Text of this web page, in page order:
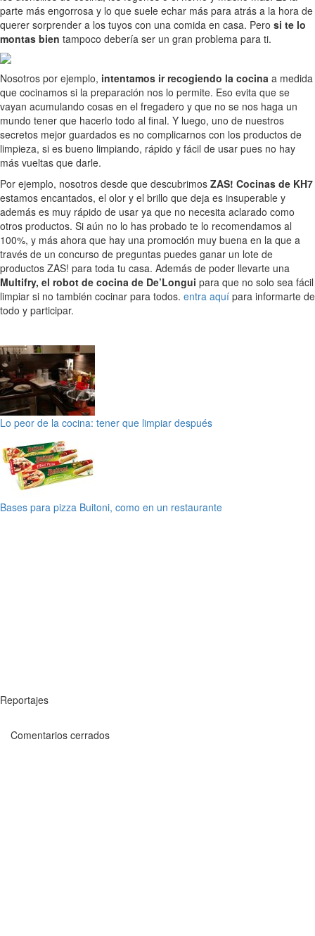
parte más engorrosa y lo que suele echar más para atrás a la hora de
querer sorprender a los tuyos con una comida en casa. Pero si te lo
montas bien tampoco debería ser un gran problema para ti.
Nosotros por ejemplo, intentamos ir recogiendo la cocina a medida
que cocinamos si la preparación nos lo permite. Eso evita que se
vayan acumulando cosas en el fregadero y que no se nos haga un
mundo tener que hacerlo todo al final. Y luego, uno de nuestros
secretos mejor guardados es no complicarnos con los productos de
limpieza, si es bueno limpiando, rápido y fácil de usar pues no hay
más vueltas que darle.
Por ejemplo, nosotros desde que descubrimos ZAS! Cocinas de KH7
estamos encantados, el olor y el brillo que deja es insuperable y
además es muy rápido de usar ya que no necesita aclarado como
otros productos. Si aún no lo has probado te lo recomendamos al
100%, y más ahora que hay una promoción muy buena en la que a
través de un concurso de preguntas puedes ganar un lote de
productos ZAS! para toda tu casa. Además de poder llevarte una
Multifry, el robot de cocina de De’Longui para que no solo sea fácil
limpiar si no también cocinar para todos. entra aquí para informarte de
todo y participar.
Lo peor de la cocina: tener que limpiar después
Bases para pizza Buitoni, como en un restaurante
Reportajes
Comentarios cerrados